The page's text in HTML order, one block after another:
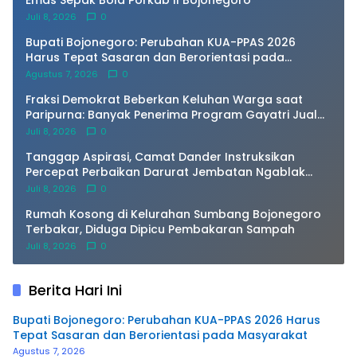
Juli 8, 2026 0
Bupati Bojonegoro: Perubahan KUA-PPAS 2026
Harus Tepat Sasaran dan Berorientasi pada
Masyarakat
Agustus 7, 2026 0
Fraksi Demokrat Beberkan Keluhan Warga saat
Paripurna: Banyak Penerima Program Gayatri Jual
Ayam dan Kandangnya
Juli 8, 2026 0
Tanggap Aspirasi, Camat Dander Instruksikan
Percepat Perbaikan Darurat Jembatan Ngablak
Agar Segera Aman Dilalui
Juli 8, 2026 0
Rumah Kosong di Kelurahan Sumbang Bojonegoro
Terbakar, Diduga Dipicu Pembakaran Sampah
Juli 8, 2026 0
Berita Hari Ini
Bupati Bojonegoro: Perubahan KUA-PPAS 2026 Harus
Tepat Sasaran dan Berorientasi pada Masyarakat
Agustus 7, 2026